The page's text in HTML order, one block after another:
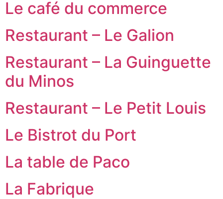
Le café du commerce
Restaurant – Le Galion
Restaurant – La Guinguette
du Minos
Restaurant – Le Petit Louis
Le Bistrot du Port
La table de Paco
La Fabrique